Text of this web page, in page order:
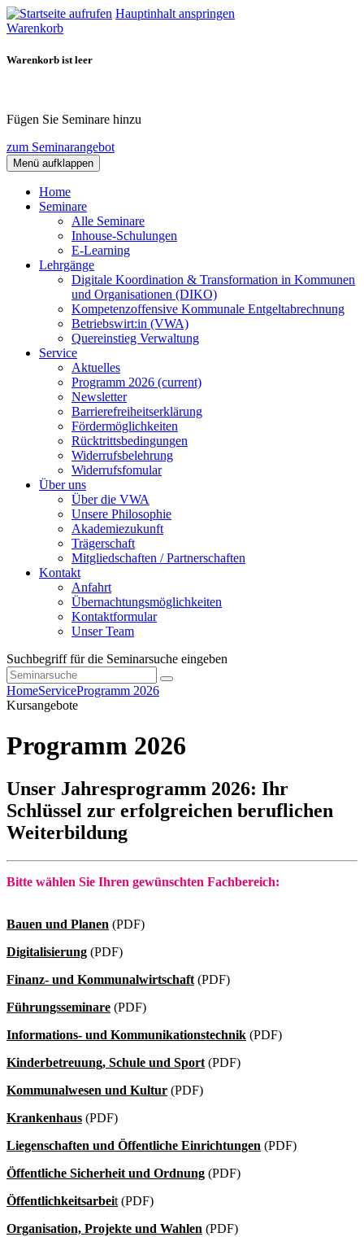
Hauptinhalt anspringen
Warenkorb
Warenkorb ist leer
Fügen Sie Seminare hinzu
zum Seminarangebot
Menü aufklappen
Home
Seminare
Alle Seminare
Inhouse-Schulungen
E-Learning
Lehrgänge
Digitale Koordination & Transformation in Kommunen
und Organisationen (DIKO)
Kompetenzoffensive Kommunale Entgeltabrechnung
Betriebswirt:in (VWA)
Quereinstieg Verwaltung
Service
Aktuelles
Programm 2026 (current)
Newsletter
Barrierefreiheitserklärung
Fördermöglichkeiten
Rücktrittsbedingungen
Widerrufsbelehrung
Widerrufsfomular
Über uns
Über die VWA
Unsere Philosophie
Akademiezukunft
Trägerschaft
Mitgliedschaften / Partnerschaften
Kontakt
Anfahrt
Übernachtungsmöglichkeiten
Kontaktformular
Unser Team
Suchbegriff für die Seminarsuche eingeben
HomeServiceProgramm 2026
Kursangebote
Programm 2026
Unser Jahresprogramm 2026: Ihr
Schlüssel zur erfolgreichen beruflichen
Weiterbildung
Bitte wählen Sie Ihren gewünschten Fachbereich:
Bauen und Planen (PDF)
Digitalisierung (PDF)
Finanz- und Kommunalwirtschaft (PDF)
Führungsseminare (PDF)
Informations- und Kommunikationstechnik (PDF)
Kinderbetreuung, Schule und Sport (PDF)
Kommunalwesen und Kultur (PDF)
Krankenhaus (PDF)
Liegenschaften und Öffentliche Einrichtungen (PDF)
Öffentliche Sicherheit und Ordnung (PDF)
Öffentlichkeitsarbeit (PDF)
Organisation, Projekte und Wahlen (PDF)